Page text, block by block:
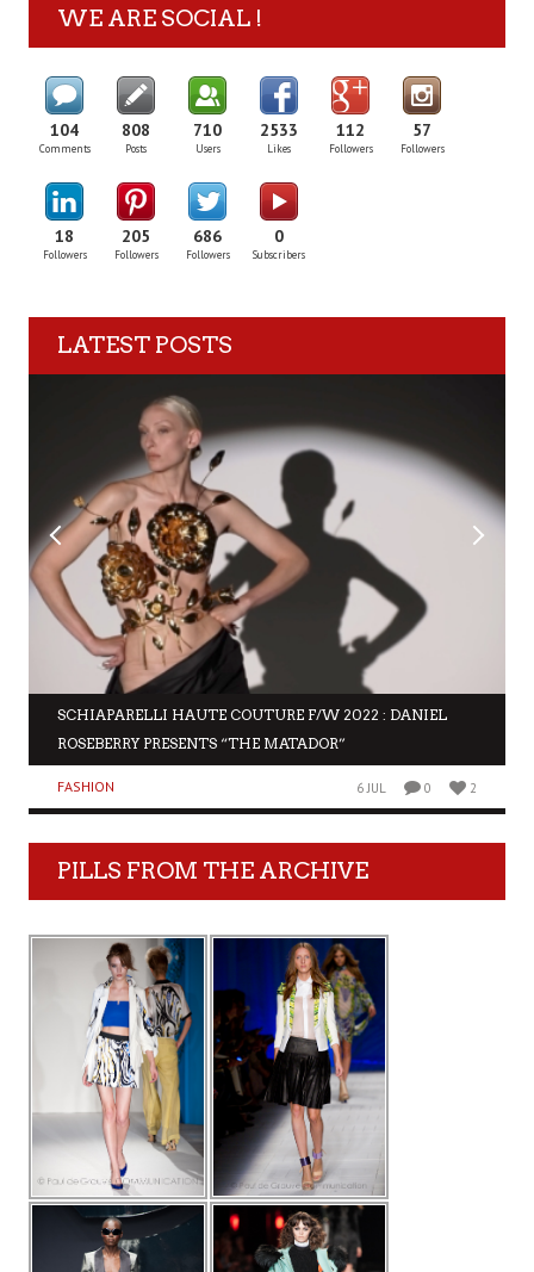
WE ARE SOCIAL !
104
Comments
808
Posts
710
Users
2533
Likes
112
Followers
57
Followers
18
Followers
205
Followers
686
Followers
0
Subscribers
LATEST POSTS
SCHIAPARELLI HAUTE COUTURE F/W 2022 : DANIEL
ROSEBERRY PRESENTS “THE MATADOR”
FASHION 6 JUL 0 2
PILLS FROM THE ARCHIVE